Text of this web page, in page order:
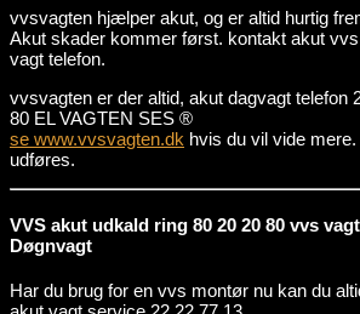
vvsvagten hjælper akut, og er altid hurtig
Akut skader kommer først. kontakt akut
vagt telefon.
vvsvagten er der altid, akut dagvagt telefon
80 EL VAGTEN SES ®
se www.vvsvagten.dk hvis du vil vide
udføres.
VVS akut udkald ring 80 20 20 80 vvs
Døgnvagt
Har du brug for en vvs montør nu kan du